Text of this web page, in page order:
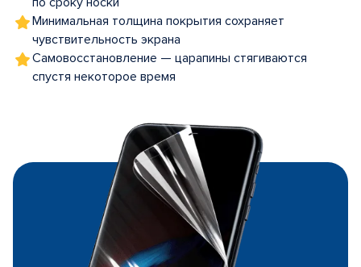
Минимальная толщина покрытия сохраняет
чувствительность экрана
Самовосстановление — царапины стягиваются
спустя некоторое время